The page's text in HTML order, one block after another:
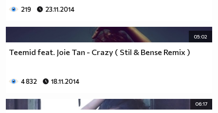
219 23.11.2014
05:02
Teemid feat. Joie Tan - Crazy ( Stil & Bense Remix )
4 832 18.11.2014
06:17